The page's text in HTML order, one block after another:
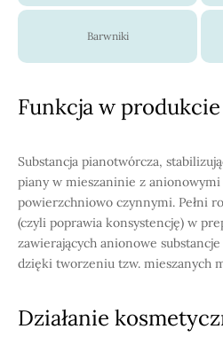
Barwniki
Funkcja w produkcie
Substancja pianotwórcza,
piany w mieszaninie z anionowymi
powierzchniowo czynnymi. Pełni
(czyli poprawia konsystencję) w
zawierających anionowe
dzięki tworzeniu tzw. mieszanych
Działanie